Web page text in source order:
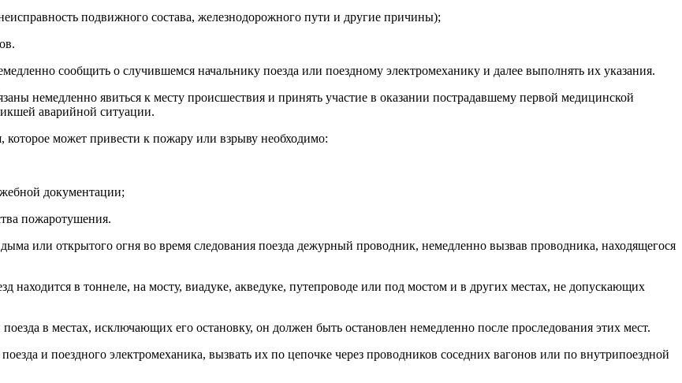
подвижного состава, железнодорожного пути и другие причины);
сообщить о случившемся начальнику поезда или поездному электромеханику и далее выполнять их указания.
немедленно явиться к месту происшествия и принять участие в оказании пострадавшему первой медицинской
аварийной ситуации.
может привести к пожару или взрыву необходимо:
документации;
пожаротушения.
или открытого огня во время следования поезда дежурный проводник, немедленно вызвав проводника, находящегося
находится в тоннеле, на мосту, виадуке, акведуке, путепроводе или под мостом и в других местах, не допускающих
в местах, исключающих его остановку, он должен быть остановлен немедленно после проследования этих мест.
и поездного электромеханика, вызвать их по цепочке через проводников соседних вагонов или по внутрипоездной